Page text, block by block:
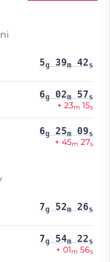
5g 39m 42s
6g 02m 57s
+ 23m 15s
6g 25m 09s
+ 45m 27s
7g 52m 26s
7g 54m 22s
+ 01m 56s